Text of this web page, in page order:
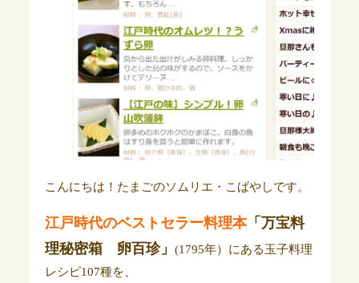
こんにちは！たまごのソムリエ・こばやしです。
江戸時代のベストセラー料理本「万宝料
理秘密箱 卵百珍」
(1795年）にある玉子料理
レシピ107種を、